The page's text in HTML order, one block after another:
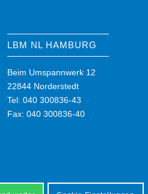
LBM NL HAMBURG
Beim Umspannwerk 12
22844 Norderstedt
Tel: 040 300836-43
Fax: 040 300836-40